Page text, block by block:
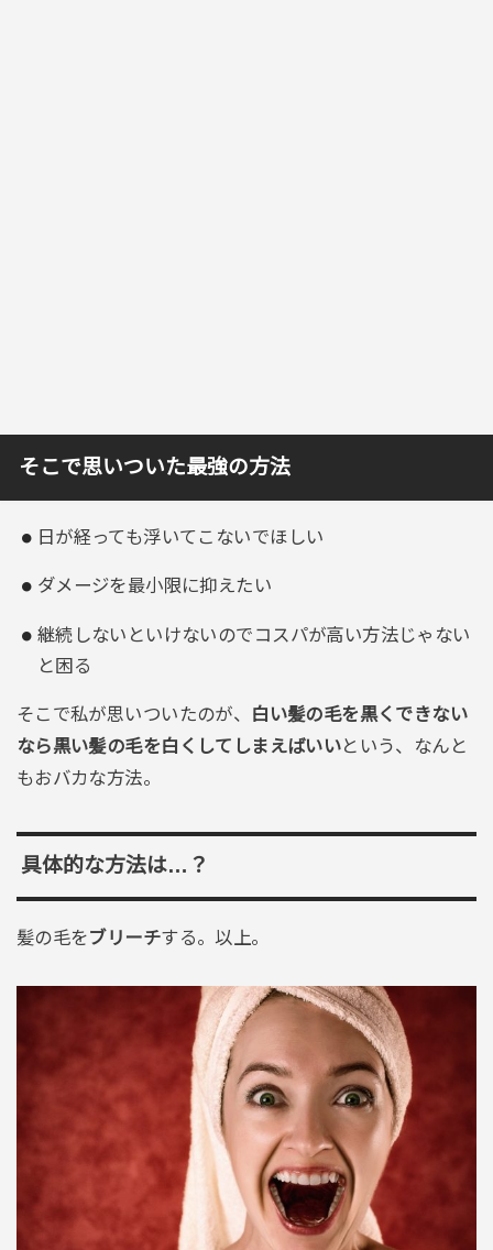
そこで思いついた最強の方法
日が経っても浮いてこないでほしい
ダメージを最小限に抑えたい
継続しないといけないのでコスパが高い方法じゃない
と困る
そこで私が思いついたのが、
白い髪の毛を黒くできない
なら黒い髪の毛を白くしてしまえばいいという、なんと
もおバカな方法。
具体的な方法は…？
髪の毛をブリーチする。以上。